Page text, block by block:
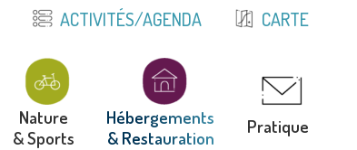
ACTIVITÉS/AGENDA CARTE
Nature
& Sports
Hébergements
& Restauration
Pratique
Nature
& Sports
Hébergements
& Restauration
Pratique